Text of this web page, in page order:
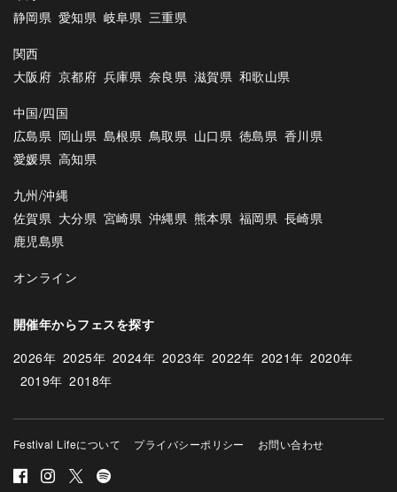
静岡県 愛知県 岐阜県 三重県
関西
大阪府 京都府 兵庫県 奈良県 滋賀県 和歌山県
中国/四国
広島県 岡山県 島根県 鳥取県 山口県 徳島県 香川県
愛媛県 高知県
九州/沖縄
佐賀県 大分県 宮崎県 沖縄県 熊本県 福岡県 長崎県
鹿児島県
オンライン
開催年からフェスを探す
2026年 2025年 2024年 2023年 2022年 2021年 2020年
2019年 2018年
Festival Lifeについて プライバシーポリシー お問い合わせ